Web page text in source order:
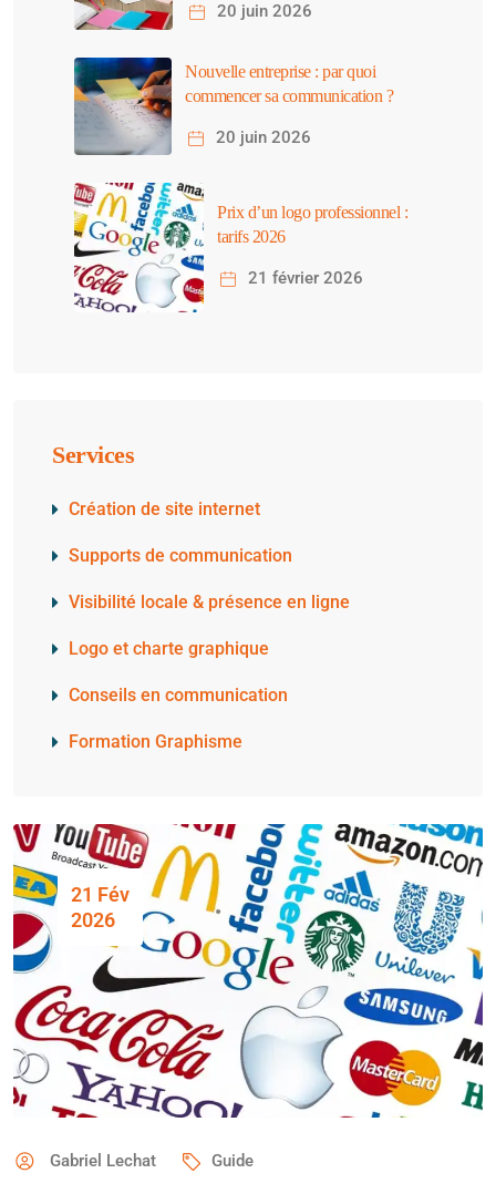
20 juin 2026
Nouvelle entreprise : par quoi
commencer sa communication ?
20 juin 2026
Prix d’un logo professionnel :
tarifs 2026
21 février 2026
Services
Création de site internet
Supports de communication
Visibilité locale & présence en ligne
Logo et charte graphique
Conseils en communication​
Formation Graphisme
21 Fév
2026
Gabriel Lechat Guide